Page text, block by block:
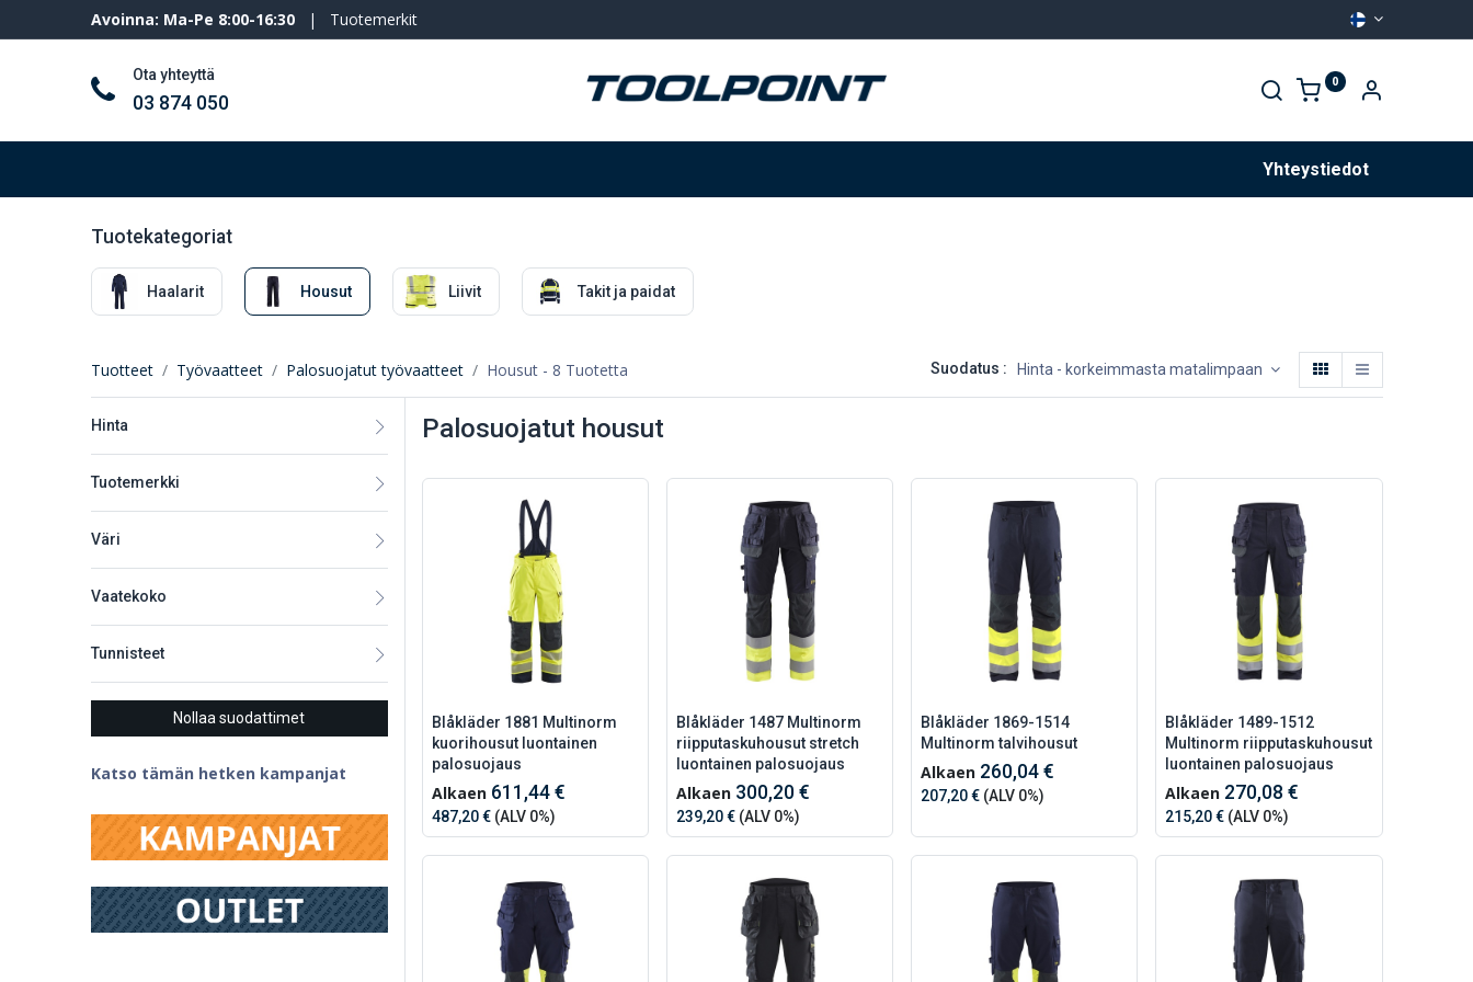
Avoinna: Ma-Pe 8:00-16:30 | Tuotemerkit
Ota yhteyttä
03 874 050
0
Yhteystiedot
Tuotekategoriat
Haalarit Housut Liivit Takit ja paidat
Tuotteet Työvaatteet Palosuojatut työvaatteet Housut- 8 Tuotetta Suodatus : Hinta - korkeimmasta matalimpaan
Hinta
Tuotemerkki
Väri
Vaatekoko
Tunnisteet
Nollaa suodattimet
Katso tämän hetken kampanjat
Palosuojatut housut
Blåkläder 1881 Multinorm
kuorihousut luontainen
palosuojaus
Alkaen 611,44 €
487,20 €(ALV 0%)
Blåkläder 1487 Multinorm
riipputaskuhousut stretch
luontainen palosuojaus
Alkaen 300,20 €
239,20 €(ALV 0%)
Blåkläder 1869-1514
Multinorm talvihousut
Alkaen 260,04 €
207,20 € (ALV 0%)
Blåkläder 1489-1512
Multinorm riipputaskuhousut
luontainen palosuojaus
Alkaen 270,08 €
215,20 € (ALV 0%)